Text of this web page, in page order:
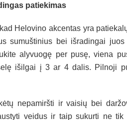
patiekimas
Helovino akcentas yra
sumuštinius bei išradingai
alyvuogę per pusę, viena
išilgai į 3 ar 4 dalis. Pilnoji
nepamiršti ir vaisių bei
veidus ir taip sukurti ne